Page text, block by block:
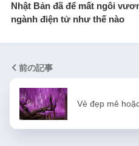
Nhật Bản đã để mất ngôi
ngành điện tử như thế nào
前の記事
Vẻ đẹp mê